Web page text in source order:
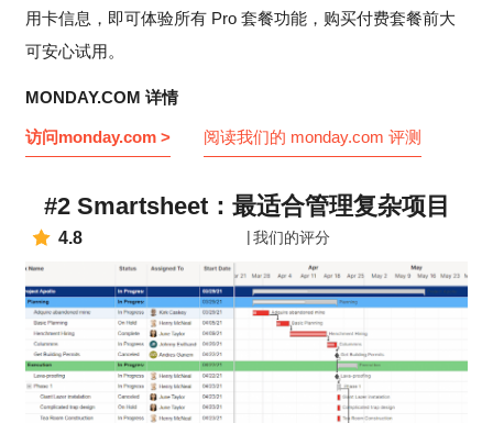
用卡信息，即可体验所有 Pro 套餐功能，购买付费套餐前大
可安心试用。
MONDAY.COM 详情
访问monday.com > 阅读我们的 monday.com 评测
#2 Smartsheet：最适合管理复杂项目
4.8 我们的评分